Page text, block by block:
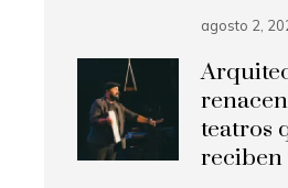
agosto 2,
teatros